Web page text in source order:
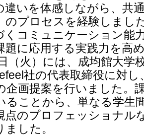
違いを体感しながら、共
のプロセスを経験しまし
くコミュニケーション能
題に応用する実践力を高
（火）には、成均館大学
社の代表取締役に対
企画提案を行いました。
ることから、単なる学生
点のプロフェッショナル
した。